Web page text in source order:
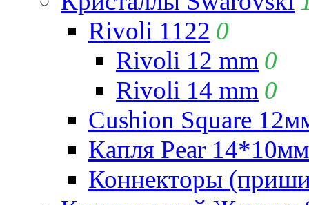
Rivoli 1122 0
Rivoli 12 mm 0
Rivoli 14 mm 0
Cushion Square
Капля Pear
Коннекторы